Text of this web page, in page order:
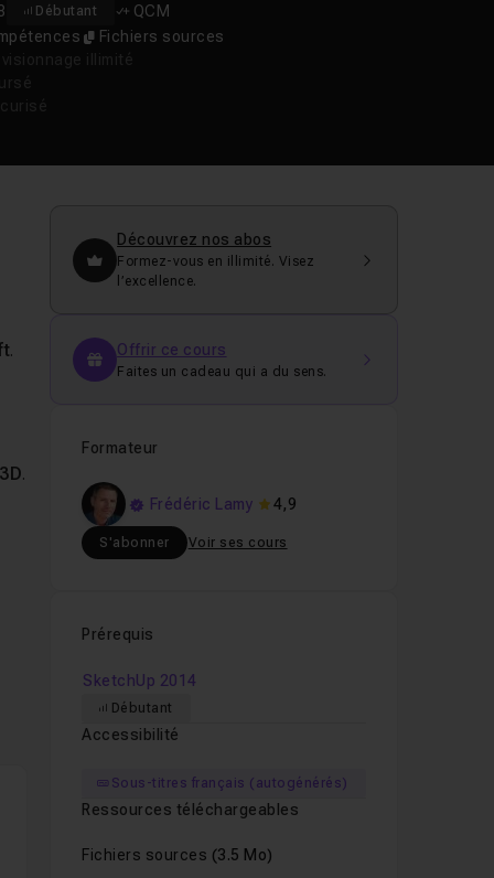
Débutant
QCM
Fichiers sources
.
.
Découvrez nos abos
Formez-vous en illimité. Visez
l’excellence.
Offrir ce cours
Faites un cadeau qui a du sens.
Formateur
Frédéric Lamy 4,9
S'abonner Voir ses cours
Prérequis
SketchUp 2014
Débutant
Accessibilité
Sous-titres français (autogénérés)
Ressources téléchargeables
Fichiers sources (3.5 Mo)